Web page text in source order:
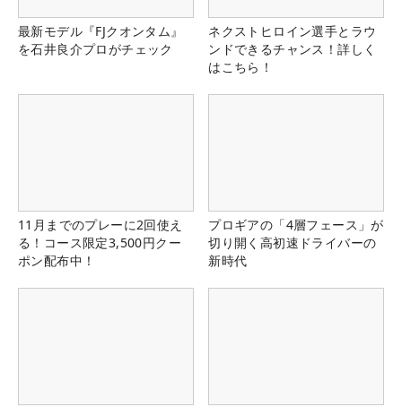
最新モデル『FJクオンタム』
を石井良介プロがチェック
ネクストヒロイン選手とラウ
ンドできるチャンス！詳しく
はこちら！
11月までのプレーに2回使え
る！コース限定3,500円クー
ポン配布中！
プロギアの「4層フェース」が
切り開く高初速ドライバーの
新時代